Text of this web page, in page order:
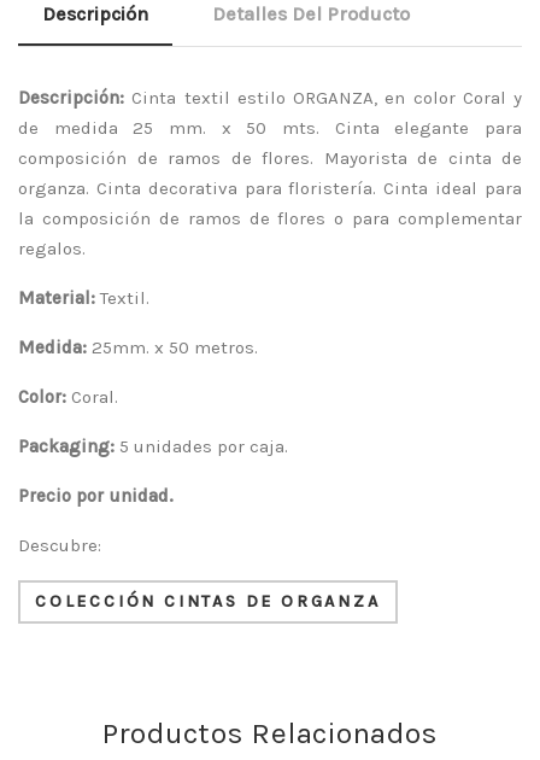
Descripción Detalles Del Producto
Descripción: Cinta textil estilo ORGANZA, en color Coral y
de medida 25 mm. x 50 mts. Cinta elegante para
composición de ramos de flores. Mayorista de cinta de
organza. Cinta decorativa para floristería. Cinta ideal para
la composición de ramos de flores o para complementar
regalos.
Material:Textil.
Medida: 25mm. x 50 metros.
Color: Coral.
Packaging: 5 unidades por caja.
Precio por unidad.
Descubre:
COLECCIÓN CINTAS DE ORGANZA
Productos Relacionados